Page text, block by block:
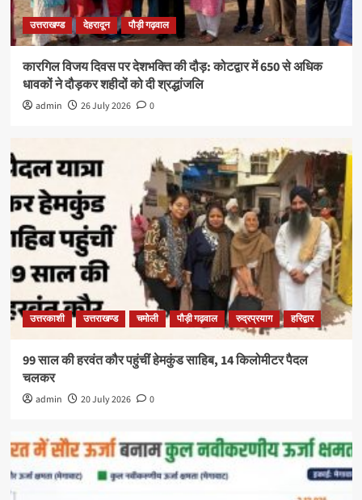
उत्तराखण्ड देहरादून पौड़ी गढ़वाल
कारगिल विजय दिवस पर देशभक्ति की दौड़: कोटद्वार में 650 से अधिक
धावकों ने दौड़कर शहीदों को दी श्रद्धांजलि
admin 26 July 2026 0
उत्तरकाशी उत्तराखण्ड चमोली पौड़ी गढ़वाल रुद्रप्रयाग हरिद्वार
99 साल की हरवंत कौर पहुंचीं हेमकुंड साहिब, 14 किलोमीटर पैदल
चलकर
admin 20 July 2026 0